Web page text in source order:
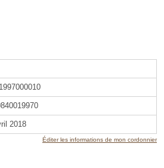
2018
Éditer les informations de mon cordonnier